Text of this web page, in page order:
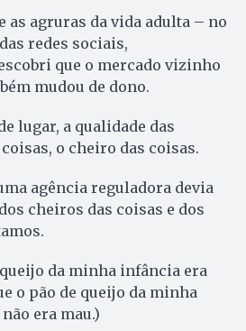
as agruras da vida adulta – no
redes sociais,
que o mercado vizinho
mudou de dono.
lugar, a qualidade das
o cheiro das coisas.
agência reguladora devia
cheiros das coisas e dos
da minha infância era
o pão de queijo da minha
era mau.)